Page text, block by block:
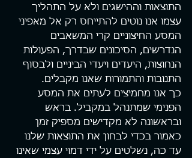
התוצאות וההישגים ולא על התהליך
עצמו אנו נוטים להתייחס רק אל מאפיני
המסע החיצוניים קרי המשאבים
הנדרשים, הסיכונים שבדרך, הפעולות
הנחוצות, היעדים ויעדי הביניים ולבסוף
התנובות והתמורות שאנו מקבלים.
כך אנו מחמיצים לעתים את המסע
הפנימי שמתנהל במקביל. בראש
ובראשונה לא מקדישים מספיק זמן
כאמור בכדי לבחון את התוצאות שלנו
עד כה, נשלטים על ידי דמוי עצמי שאינו